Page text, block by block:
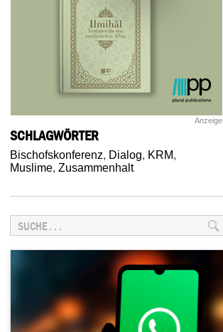
Anzeige
SCHLAGWÖRTER
Bischofskonferenz, Dialog, KRM,
Muslime, Zusammenhalt